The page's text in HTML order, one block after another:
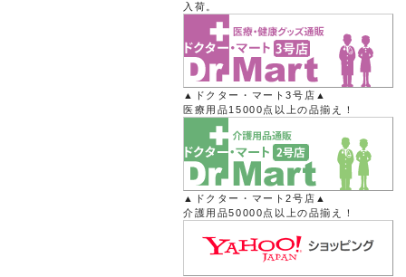
入荷。
▲ドクター・マート3号店▲
医療用品15000点以上の品揃え！
▲ドクター・マート2号店▲
介護用品50000点以上の品揃え！